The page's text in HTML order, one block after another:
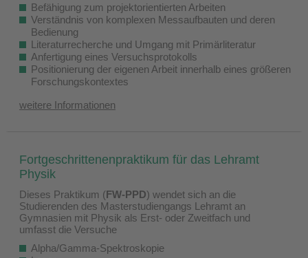
Befähigung zum projektorientierten Arbeiten
Verständnis von komplexen Messaufbauten und deren
Bedienung
Literaturrecherche und Umgang mit Primärliteratur
Anfertigung eines Versuchsprotokolls
Positionierung der eigenen Arbeit innerhalb eines größeren
Forschungskontextes
weitere Informationen
Fortgeschrittenenpraktikum für das Lehramt
Physik
Dieses Praktikum (FW-PPD) wendet sich an die
Studierenden des Masterstudiengangs Lehramt an
Gymnasien mit Physik als Erst- oder Zweitfach und
umfasst die Versuche
Alpha/Gamma-Spektroskopie